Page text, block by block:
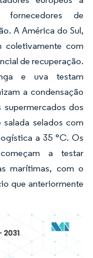
fornecedores de
A América do Sul,
com
de recuperação.
e uva testam
a condensação
supermercados dos
selados com
a 35 °C. Os
a testar
marítimas, com o
que anteriormente